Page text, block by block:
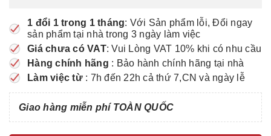
1 đổi 1 trong 1 tháng: Với Sản phẩm lỗi, Đổi ngay
sản phẩm tại nhà trong 3 ngày làm việc
Giá chưa có VAT: Vui Lòng VAT 10% khi có nhu cầu
Hàng chính hãng : Bảo hành chính hãng tại nhà
Làm việc từ : 7h đến 22h cả thứ 7,CN và ngày lễ
Giao hàng miễn phí TOÀN QUỐC